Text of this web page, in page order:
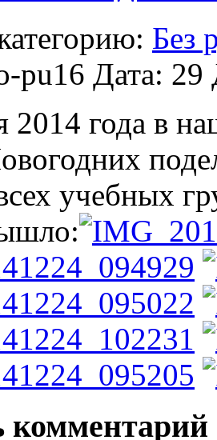
Без
pu16 Дата:
2014 года в
учебных
комментарий